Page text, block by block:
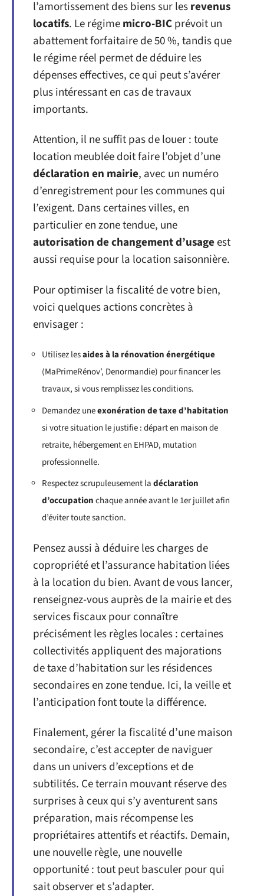
l’amortissement des biens sur lesrevenus
locatifs. Le régimemicro-BICprévoit un
abattement forfaitaire de 50 %, tandis que
le régime réel permet de déduire les
dépenses effectives, ce qui peut s’avérer
plus intéressant en cas de travaux
importants.
Attention, il ne suffit pas de louer : toute
location meublée doit faire l’objet d’une
déclaration en mairie, avec un numéro
d’enregistrement pour les communes qui
l’exigent. Dans certaines villes, en
particulier en zone tendue, une
autorisation de changement d’usageest
aussi requise pour la location saisonnière.
Pour optimiser la fiscalité de votre bien,
voici quelques actions concrètes à
envisager :
Utilisez lesaides à la rénovation énergétique
(MaPrimeRénov’, Denormandie) pour financer les
travaux, si vous remplissez les conditions.
Demandez uneexonération de taxe d’habitation
si votre situation le justifie : départ en maison de
retraite, hébergement en EHPAD, mutation
professionnelle.
Respectez scrupuleusement ladéclaration
d’occupationchaque année avant le 1er juillet afin
d’éviter toute sanction.
Pensez aussi à déduire les charges de
copropriété et l’assurance habitation liées
à la location du bien. Avant de vous lancer,
renseignez-vous auprès de la mairie et des
services fiscaux pour connaître
précisément les règles locales : certaines
collectivités appliquent des majorations
de taxe d’habitation sur les résidences
secondaires en zone tendue. Ici, la veille et
l’anticipation font toute la différence.
Finalement, gérer la fiscalité d’une maison
secondaire, c’est accepter de naviguer
dans un univers d’exceptions et de
subtilités. Ce terrain mouvant réserve des
surprises à ceux qui s’y aventurent sans
préparation, mais récompense les
propriétaires attentifs et réactifs. Demain,
une nouvelle règle, une nouvelle
opportunité : tout peut basculer pour qui
sait observer et s’adapter.